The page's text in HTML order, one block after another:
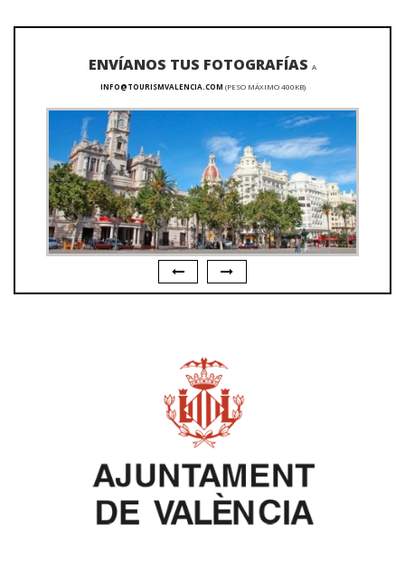
ENVÍANOS TUS FOTOGRAFÍAS A
INFO@TOURISMVALENCIA.COM (PESO MÁXIMO 400KB)